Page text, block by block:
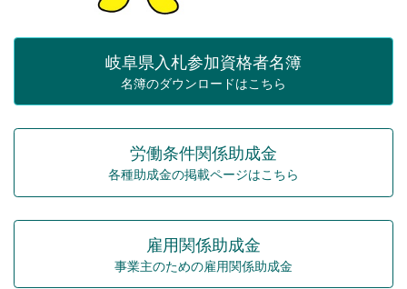
岐阜県入札参加資格者名簿
名簿のダウンロードはこちら
労働条件関係助成金
各種助成金の掲載ページはこちら
雇用関係助成金
事業主のための雇用関係助成金